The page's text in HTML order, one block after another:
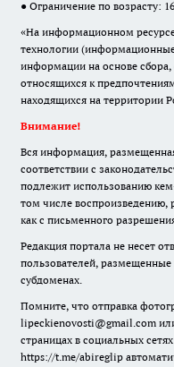
● Ограничение по возрасту:
«На информационном
технологии
информации на основе сбора,
относящихся к
находящихся на территории
Внимание!
Вся информация,
соответствии с
подлежит использованию
том числе воспроизведению,
как с письменного
Редакция портала не несет
пользователей, размещенные
субдоменах.
Помните, что отправка
lipeckienovosti@gmail.com
страницах в социальных
https://t.me/abireglip